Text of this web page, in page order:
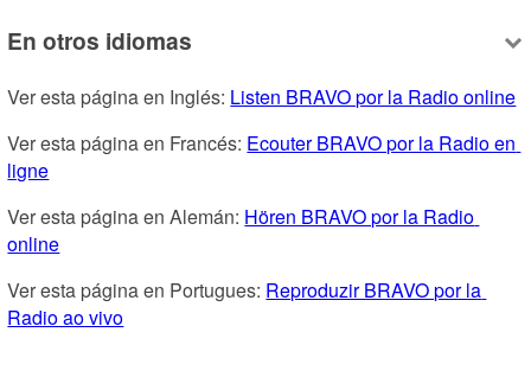
En otros idiomas
Ver esta página en Inglés: Listen BRAVO por la Radio online
Ver esta página en Francés: Ecouter BRAVO por la Radio en
ligne
Ver esta página en Alemán: Hören BRAVO por la Radio
online
Ver esta página en Portugues: Reproduzir BRAVO por la
Radio ao vivo